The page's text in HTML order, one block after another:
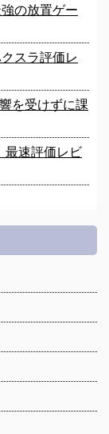
の放置ゲー
スラ評価レ
を受けずに課
最速評価レビ